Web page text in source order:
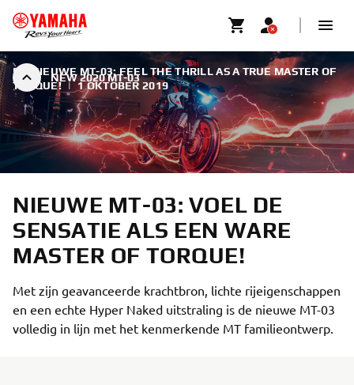
NEW 2020 MT-03
DE NIEUWE MT-03: FEEL THE THRILL AS A TRUE MASTER OF
TORQUE! | 1 OKTOBER 2019
NIEUWE MT-03: VOEL DE
SENSATIE ALS EEN WARE
MASTER OF TORQUE!
Met zijn geavanceerde krachtbron, lichte rijeigenschappen
en een echte Hyper Naked uitstraling is de nieuwe MT-03
volledig in lijn met het kenmerkende MT familieontwerp.